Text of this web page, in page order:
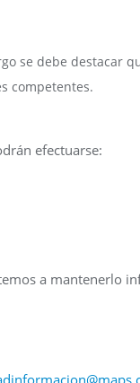
se debe destacar
competentes.
efectuarse:
a mantenerlo